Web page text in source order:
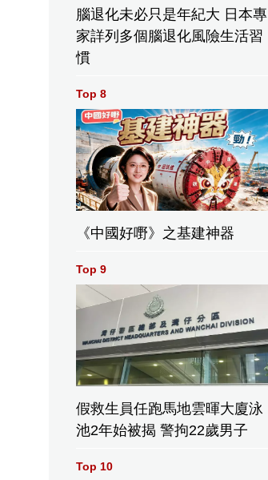
腦退化未必只是年紀大 日本專
家詳列多個腦退化風險生活習
慣
Top 8
《中國好嘢》之基建神器
Top 9
假救生員任跑馬地雲暉大廈泳
池2年始被揭 警拘22歲男子
Top 10